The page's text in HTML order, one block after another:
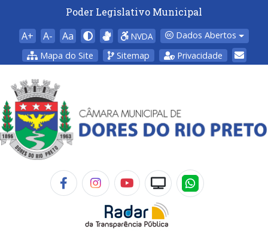
Poder Legislativo Municipal
A+ A- Aa NVDA
Dados Abertos
Mapa do Site
Sitemap Privacidade